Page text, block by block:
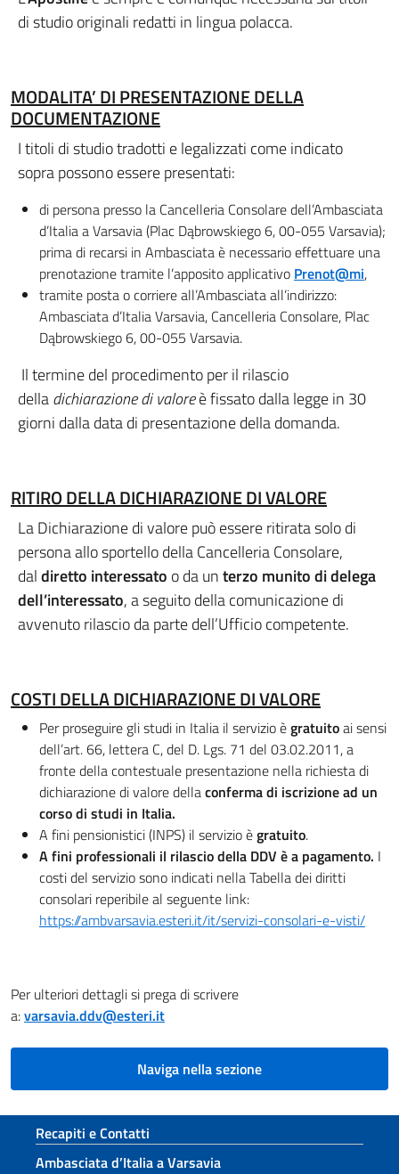
di studio originali redatti in lingua polacca.
MODALITA’ DI PRESENTAZIONE DELLA
DOCUMENTAZIONE
I titoli di studio tradotti e legalizzati come indicato
sopra possono essere presentati:
di persona presso la Cancelleria Consolare dell’Ambasciata
d’Italia a Varsavia (Plac Dąbrowskiego 6, 00-055 Varsavia);
prima di recarsi in Ambasciata è necessario effettuare una
prenotazione tramite l’apposito applicativo Prenot@mi,
tramite posta o corriere all’Ambasciata all’indirizzo:
Ambasciata d’Italia Varsavia, Cancelleria Consolare, Plac
Dąbrowskiego 6, 00-055 Varsavia.
Il termine del procedimento per il rilascio
delladichiarazione di valoreè fissato dalla legge in 30
giorni dalla data di presentazione della domanda.
RITIRO DELLA DICHIARAZIONE DI VALORE
La Dichiarazione di valore può essere ritirata solo di
persona allo sportello della Cancelleria Consolare,
daldiretto interessato o da unterzo munito di delega
dell’interessato, a seguito della comunicazione di
avvenuto rilascio da parte dell’Ufficio competente.
COSTI DELLA DICHIARAZIONE DI VALORE
Per proseguire gli studi in Italia il servizio ègratuitoai sensi
dell’art. 66, lettera C, del D. Lgs. 71 del 03.02.2011, a
fronte della contestuale presentazione nella richiesta di
dichiarazione di valore dellaconferma di iscrizione ad un
corso di studi in Italia.
A fini pensionistici (INPS) il servizio ègratuito.
A fini professionali il rilascio della DDV è a pagamento. I
costi del servizio sono indicati nella Tabella dei diritti
consolari reperibile al seguente link:
https://ambvarsavia.esteri.it/it/servizi-consolari-e-visti/
Per ulteriori dettagli si prega di scrivere
a:varsavia.ddv@esteri.it
Naviga nella sezione
Sezione footer
Recapiti e Contatti
Ambasciata d’Italia a Varsavia